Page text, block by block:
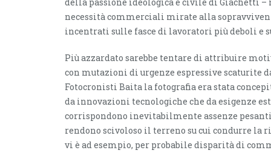
necessità commerciali mirate alla
incentrati sulle fasce di lavoratori più deboli e
Più azzardato sarebbe tentare di attribuire
con mutazioni di urgenze espressive scaturite
Fotocronisti Baita la fotografia era stata
da innovazioni tecnologiche che da esigenze
corrispondono inevitabilmente assenze
rendono scivoloso il terreno su cui condurre
vi è ad esempio, per probabile disparità di